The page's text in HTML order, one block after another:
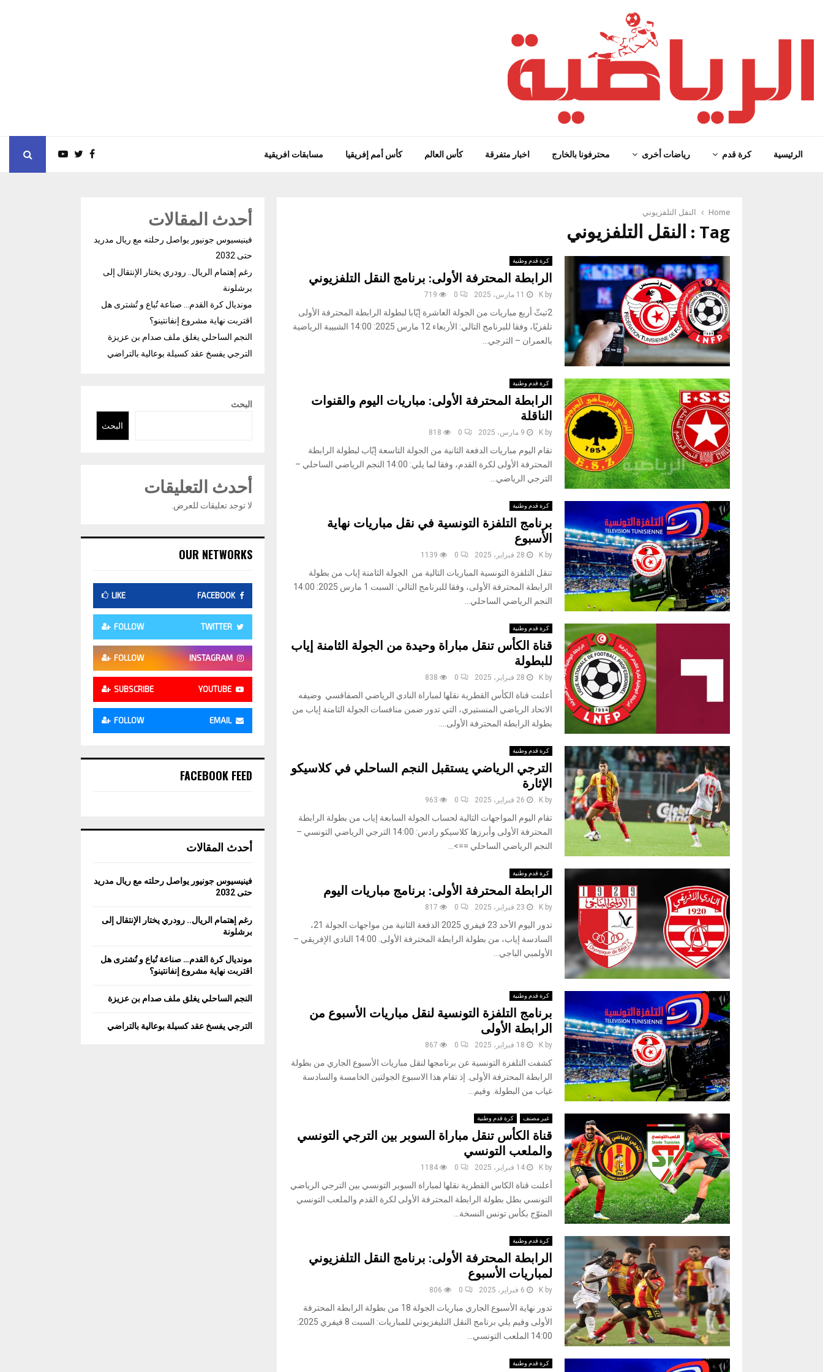
الرئيسية كرة قدم رياضات أخرى محترفونا بالخارج اخبار متفرقة كأس العالم كأس أمم إفريقيا مسابقات افريقية
Home النقل التلفزيوني
Tag : النقل التلفزيوني
كرة قدم وطنية
الرابطة المحترفة الأولى: برنامج النقل التلفزيوني
by
K 11 مارس، 2025 0
719
2تبثّ أربع مباريات من الجولة العاشرة إيّابا لبطولة الرابطة المحترفة الأولى
تلفزيًا، وفقا للبرنامج التالي: الأربعاء 12 مارس 2025: 14:00 الشبيبة الرياضية
بالعمران – الترجي...
كرة قدم وطنية
الرابطة المحترفة الأولى: مباريات اليوم والقنوات
الناقلة
by
K 9 مارس، 2025 0
818
تقام اليوم مباريات الدفعة الثانية من الجولة التاسعة إيّاب لبطولة الرابطة
المحترفة الأولى لكرة القدم، وفقا لما يلي: 14:00 النجم الرياضي الساحلي –
الترجي الرياضي...
كرة قدم وطنية
برنامج التلفزة التونسية في نقل مباريات نهاية
الأسبوع
by
K 28 فبراير، 2025 0
1139
تنقل التلفزة التونسية المباريات التالية من الجولة الثامنة إياب من بطولة
الرابطة المحترفة الأولى، وفقا للبرنامج التالي: السبت 1 مارس 2025: 14:00
النجم الرياضي الساحلي...
كرة قدم وطنية
قناة الكأس تنقل مباراة وحيدة من الجولة الثامنة إياب
للبطولة
by
K 28 فبراير، 2025 0
838
أعلنت قناة الكأس القطرية نقلها لمباراة النادي الرياضي الصفاقسي وضيفه
الاتحاد الرياضي المنستيري، التي تدور ضمن منافسات الجولة الثامنة إياب من
بطولة الرابطة المحترفة الأولى....
كرة قدم وطنية
الترجي الرياضي يستقبل النجم الساحلي في كلاسيكو
الإثارة
by
K 26 فبراير، 2025 0
963
تقام اليوم المواجهات التالية لحساب الجولة السابعة إياب من بطولة الرابطة
المحترفة الأولى وأبرزها كلاسيكو رادس: 14:00 الترجي الرياضي التونسي –
النجم الرياضي الساحلي ==>...
كرة قدم وطنية
الرابطة المحترفة الأولى: برنامج مباريات اليوم
by
K 23 فبراير، 2025 0
817
تدور اليوم الأحد 23 فيفري 2025 الدفعة الثانية من مواجهات الجولة 21،
السادسة إياب، من بطولة الرابطة المحترفة الأولى. 14:00 النادي الإفريقي –
الأولمبي الباجي...
كرة قدم وطنية
برنامج التلفزة التونسية لنقل مباريات الأسبوع من
الرابطة الأولى
by
K 18 فبراير، 2025 0
867
كشفت التلفزة التونسية عن برنامجها لنقل مباريات الأسبوع الجاري من بطولة
الرابطة المحترفة الأولى. إذ تقام هذا الاسبوع الجولتين الخامسة والسادسة
غياب من البطولة. وفيم...
غير مصنف كرة قدم وطنية
قناة الكأس تنقل مباراة السوبر بين الترجي التونسي
والملعب التونسي
by
K 14 فبراير، 2025 0
1184
أعلنت قناة الكاس القطرية نقلها لمباراة السوبر التونسي بين الترجي الرياضي
التونسي بطل بطولة الرابطة المحترفة الأولى لكرة القدم والملعب التونسي
المتوّج بكأس تونس النسخة...
كرة قدم وطنية
الرابطة المحترفة الأولى: برنامج النقل التلفزيوني
لمباريات الأسبوع
by
K 6 فبراير، 2025 0
806
تدور نهاية الأسبوع الجاري مباريات الجولة 18 من بطولة الرابطة المحترفة
الأولى وفيم يلي برنامج النقل التليفزيوني للمباريات: السبت 8 فيفري 2025:
14:00 الملعب التونسي...
كرة قدم وطنية
أحدث المقالات
فينيسيوس جونيور يواصل رحلته مع ريال مدريد
حتى 2032
رغم إهتمام الريال.. رودري يختار الإنتقال إلى
برشلونة
مونديال كرة القدم… صناعة تُباع و تُشترى هل
اقتربت نهاية مشروع إنفانتينو؟
النجم الساحلي يغلق ملف صدام بن عزيزة
الترجي يفسخ عقد كسيلة بوعالية بالتراضي
البحث
البحث
أحدث التعليقات
لا توجد تعليقات للعرض.
OUR NETWORKS
FACEBOOK
LIKE
TWITTER
FOLLOW
INSTAGRAM
FOLLOW
YOUTUBE
SUBSCRIBE
EMAIL
FOLLOW
FACEBOOK FEED
أحدث المقالات
فينيسيوس جونيور يواصل رحلته مع ريال مدريد
حتى 2032
رغم إهتمام الريال.. رودري يختار الإنتقال إلى
برشلونة
مونديال كرة القدم… صناعة تُباع و تُشترى هل
اقتربت نهاية مشروع إنفانتينو؟
النجم الساحلي يغلق ملف صدام بن عزيزة
الترجي يفسخ عقد كسيلة بوعالية بالتراضي